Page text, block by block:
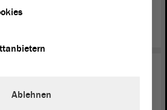
Dienstradleasing für
Anhalt ermöglichen. - Zweite
und die Einrichtung einer
Ablehnen